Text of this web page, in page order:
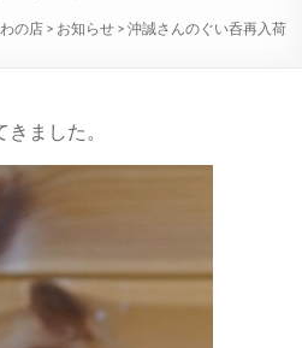
の店> お知らせ> 沖誠さんのぐい呑再入荷
ました。